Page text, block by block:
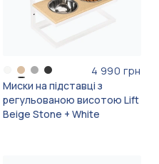
4 990 грн
Миски на підставці з
регульованою висотою Lift
Beige Stone + White